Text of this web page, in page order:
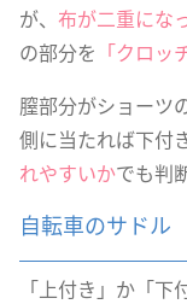
が、 布が二重にな
の部分を 「クロッ
膣部分がショーツ
側に当たれば下付
れやすいかでも判
自転車のサドル
「上付き」か「下